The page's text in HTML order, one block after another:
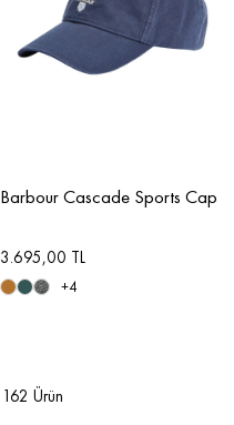
Barbour Cascade Sports Cap
3.695,00 TL
+4
162 Ürün